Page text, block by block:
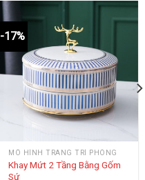
-17%
MÔ HÌNH TRANG TRÍ PHÒNG
Khay Mứt 2 Tầng Bằng Gốm
Sứ